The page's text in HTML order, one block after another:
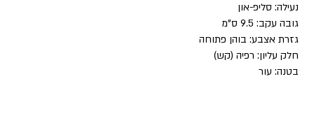
נעילה: סליפ-און
גובה עקב: 9.5 ס”מ
גזרת אצבע: בוהן פתוחה
חלק עליון: רפיה (קש)
בטנה: עור